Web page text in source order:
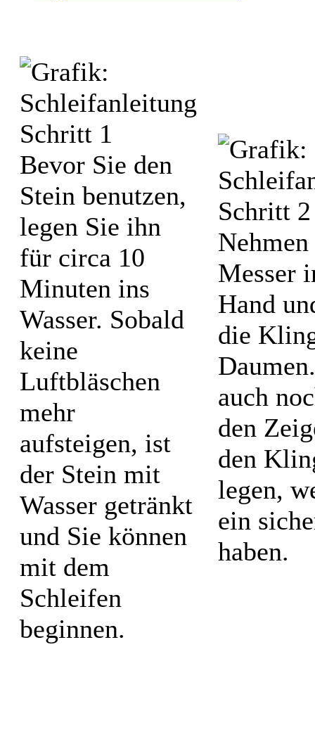
Bevor Sie den
Stein benutzen,
legen Sie ihn
für circa 10
Minuten ins
Wasser. Sobald
keine
Luftbläschen
mehr
aufsteigen, ist
der Stein mit
Wasser getränkt
und Sie können
mit dem
Schleifen
beginnen.
Messer
Hand
die
auch
den
den
legen,
ein
haben.